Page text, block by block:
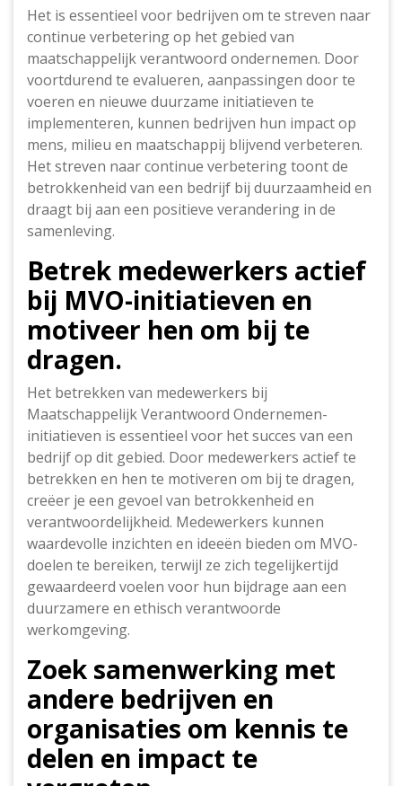
Het is essentieel voor bedrijven om te streven naar
continue verbetering op het gebied van
maatschappelijk verantwoord ondernemen. Door
voortdurend te evalueren, aanpassingen door te
voeren en nieuwe duurzame initiatieven te
implementeren, kunnen bedrijven hun impact op
mens, milieu en maatschappij blijvend verbeteren.
Het streven naar continue verbetering toont de
betrokkenheid van een bedrijf bij duurzaamheid en
draagt bij aan een positieve verandering in de
samenleving.
Betrek medewerkers actief
bij MVO-initiatieven en
motiveer hen om bij te
dragen.
Het betrekken van medewerkers bij
Maatschappelijk Verantwoord Ondernemen-
initiatieven is essentieel voor het succes van een
bedrijf op dit gebied. Door medewerkers actief te
betrekken en hen te motiveren om bij te dragen,
creëer je een gevoel van betrokkenheid en
verantwoordelijkheid. Medewerkers kunnen
waardevolle inzichten en ideeën bieden om MVO-
doelen te bereiken, terwijl ze zich tegelijkertijd
gewaardeerd voelen voor hun bijdrage aan een
duurzamere en ethisch verantwoorde
werkomgeving.
Zoek samenwerking met
andere bedrijven en
organisaties om kennis te
delen en impact te